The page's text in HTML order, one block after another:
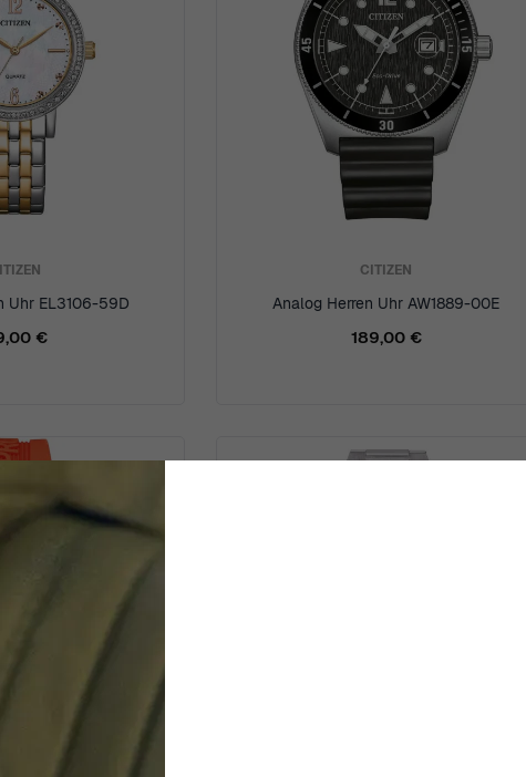
Uhr EL3106-59D
€
CITIZEN
Analog Herren Uhr AW1889-00E
189,00 €